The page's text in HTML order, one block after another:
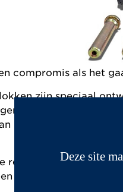
compromis als het
zijn speciaal
tot imitatie
het remsysteem. Dit
remblokken op de
aantal voorwaarden:
Deze site